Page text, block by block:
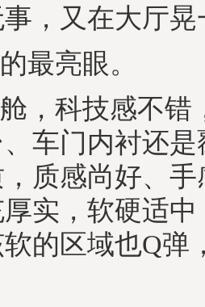
，又在大厅晃
最亮眼。
，科技感不错
车门内衬还
质感尚好、
实，软硬适
的区域也Q弹